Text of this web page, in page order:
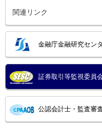
関連リンク
金融庁金融研究セン
証券取引等監視委員
公認会計士・監査審